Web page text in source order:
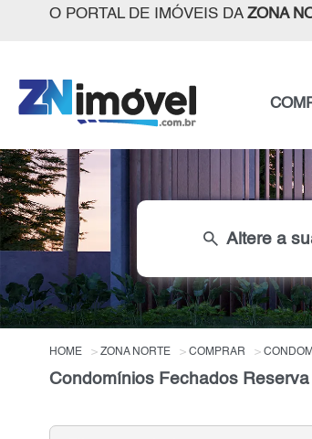
O PORTAL DE IMÓVEIS DA ZONA
search Altere a
HOME ZONA NORTE COMPRAR
Condomínios Fechados